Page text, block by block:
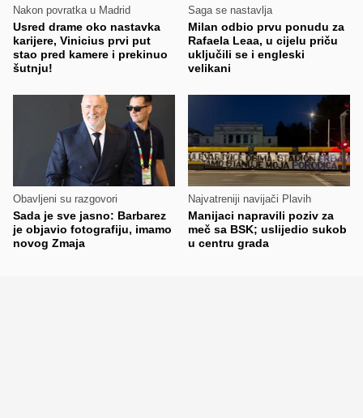
Nakon povratka u Madrid
Usred drame oko nastavka
karijere, Vinicius prvi put
stao pred kamere i prekinuo
šutnju!
Saga se nastavlja
Milan odbio prvu ponudu za
Rafaela Leaa, u cijelu priču
uključili se i engleski
velikani
Obavljeni su razgovori
Sada je sve jasno: Barbarez
je objavio fotografiju, imamo
novog Zmaja
Najvatreniji navijači Plavih
Manijaci napravili poziv za
meč sa BSK; uslijedio sukob
u centru grada